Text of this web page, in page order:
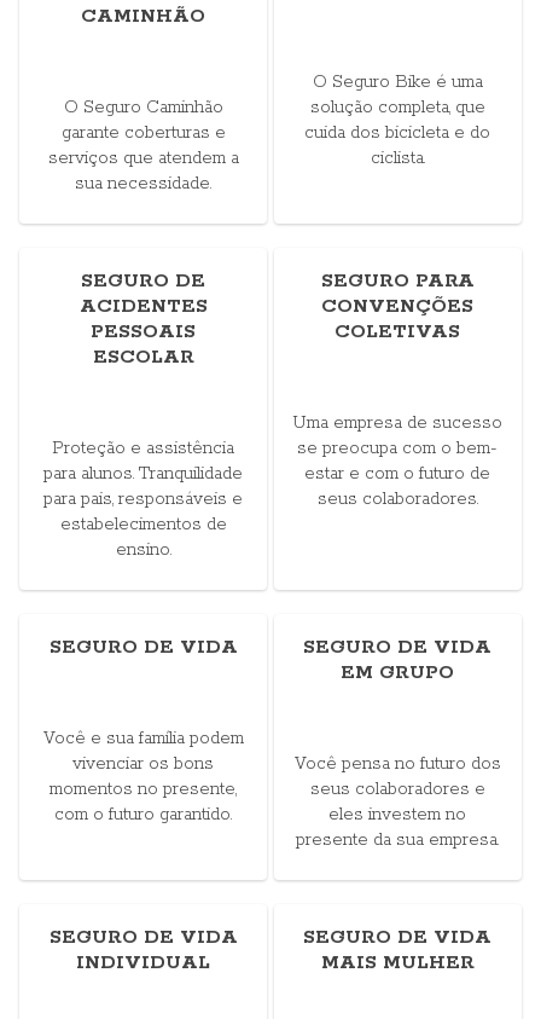
CAMINHÃO
O Seguro Caminhão
garante coberturas e
serviços que atendem a
sua necessidade.
O Seguro Bike é uma
solução completa, que
cuida dos bicicleta e do
ciclista.
SEGURO DE
ACIDENTES
PESSOAIS
ESCOLAR
Proteção e assistência
para alunos. Tranquilidade
para pais, responsáveis e
estabelecimentos de
ensino.
SEGURO PARA
CONVENÇÕES
COLETIVAS
Uma empresa de sucesso
se preocupa com o bem-
estar e com o futuro de
seus colaboradores.
SEGURO DE VIDA
Você e sua família podem
vivenciar os bons
momentos no presente,
com o futuro garantido.
SEGURO DE VIDA
EM GRUPO
Você pensa no futuro dos
seus colaboradores e
eles investem no
presente da sua empresa.
SEGURO DE VIDA
INDIVIDUAL
SEGURO DE VIDA
MAIS MULHER